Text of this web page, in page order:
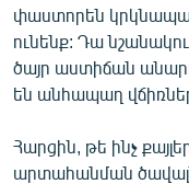
փաստորեն
ունենք: Դա
ծայր աստիճան
են անհապաղ
Հարցին, թե ինչ
արտահանման